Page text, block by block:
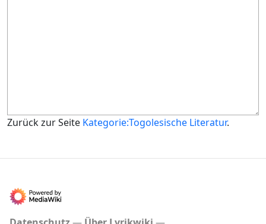
Zurück zur Seite Kategorie:Togolesische Literatur.